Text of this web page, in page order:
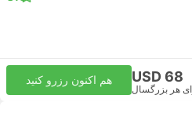
USD 68
هر بزرگسال
هم اکنون رزرو کنید